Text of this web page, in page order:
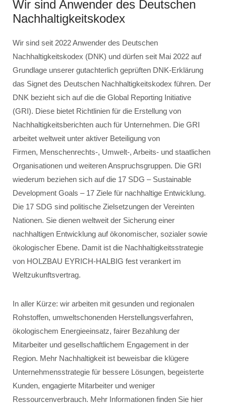
Wir sind Anwender des Deutschen
Nachhaltigkeitskodex
Wir sind seit 2022 Anwender des Deutschen
Nachhaltigkeitskodex (DNK) und dürfen seit Mai 2022 auf
Grundlage unserer gutachterlich geprüften DNK-Erklärung
das Signet des Deutschen Nachhaltigkeitskodex führen. Der
DNK bezieht sich auf die die Global Reporting Initiative
(GRI). Diese bietet Richtlinien für die Erstellung von
Nachhaltigkeitsberichten auch für Unternehmen. Die GRI
arbeitet weltweit unter aktiver Beteiligung von
Firmen, Menschenrechts-, Umwelt-, Arbeits- und staatlichen
Organisationen und weiteren Anspruchsgruppen. Die GRI
wiederum beziehen sich auf die 17 SDG – Sustainable
Development Goals – 17 Ziele für nachhaltige Entwicklung.
Die 17 SDG sind politische Zielsetzungen der Vereinten
Nationen. Sie dienen weltweit der Sicherung einer
nachhaltigen Entwicklung auf ökonomischer, sozialer sowie
ökologischer Ebene. Damit ist die Nachhaltigkeitsstrategie
von HOLZBAU EYRICH-HALBIG fest verankert im
Weltzukunftsvertrag.
In aller Kürze: wir arbeiten mit gesunden und regionalen
Rohstoffen, umweltschonenden Herstellungsverfahren,
ökologischem Energieeinsatz, fairer Bezahlung der
Mitarbeiter und gesellschaftlichem Engagement in der
Region. Mehr Nachhaltigkeit ist beweisbar die klügere
Unternehmensstrategie für bessere Lösungen, begeisterte
Kunden, engagierte Mitarbeiter und weniger
Ressourcenverbrauch. Mehr Informationen finden Sie hier